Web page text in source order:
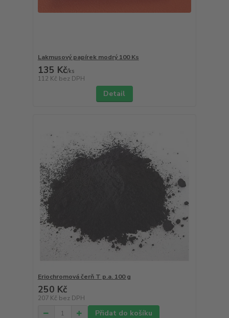
Lakmusový papírek modrý 100 Ks
135 Kč/ks
112 Kč bez DPH
Detail
Eriochromová čerň T p.a. 100 g
250 Kč
207 Kč bez DPH
Přidat do košíku